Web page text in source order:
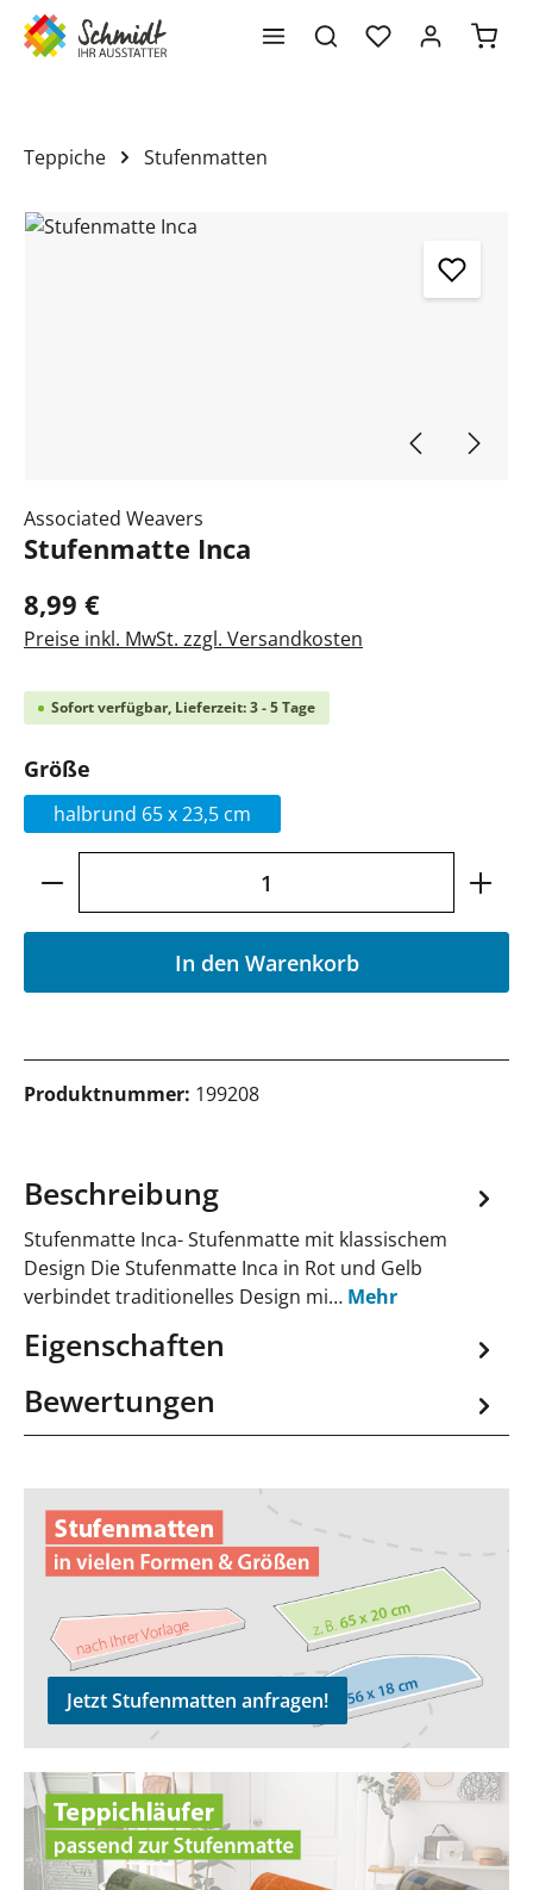
springen
Teppiche Stufenmatten
Bildergalerie überspringen
Associated Weavers
Stufenmatte Inca
8,99 €
Preise inkl. MwSt. zzgl. Versandkosten
Sofort verfügbar, Lieferzeit: 3 - 5 Tage
Größe
halbrund 65 x 23,5 cm
Produkt Anzahl: Gib den gewünschten
In den Warenkorb
Produktnummer: 199208
Beschreibung
Stufenmatte Inca- Stufenmatte mit klassischem
Design Die Stufenmatte Inca in Rot und Gelb
verbindet traditionelles Design mi… Mehr
Eigenschaften
Bewertungen
Jetzt Stufenmatten anfragen!
zu den Teppichläufern